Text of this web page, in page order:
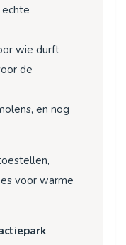
wie durft
de
en nog
voor warme